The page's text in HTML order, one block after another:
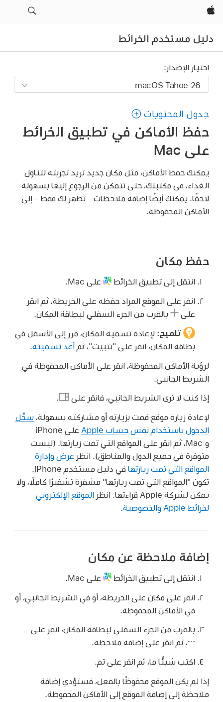
Apple‏
دليل مستخدم الخرائط
اختيار الإصدار:
جدول المحتويات
حفظ الأماكن في تطبيق الخرائط
على Mac
يمكنك حفظ الأماكن، مثل مكان جديد تريد تجربته لتناول
الغداء، في مكتبتك، حتى تتمكن من الرجوع إليها بسهولة
لاحقًا. يمكنك أيضًا إضافة ملاحظات - تظهر لك فقط - إلى
الأماكن المحفوظة.
حفظ مكان
انتقل إلى تطبيق الخرائط على Mac.
انقر على الموقع المراد حفظه على الخريطة، ثم انقر
على
بالقرب من الجزء السفلي لبطاقة المكان.
تلميح: لإعادة تسمية المكان، مرر إلى الأسفل في
بطاقة المكان، انقر على "تثبيت"، ثمأعد تسميته
لرؤية الأماكن المحفوظة، انقر على الأماكن المحفوظة في
الشريط الجانبي.
إذا كنت لا ترى الشريط الجانبي، فانقر على
لإعادة زيارة موقع قمت بزيارته أو مشاركته بسهولة، سجِّل
الدخول باستخدام نفس حساب Apple
على iPhone
و Mac، ثم انقر على المواقع التي تمت زيارتها. (ليست
متوفرة في جميع الدول والمناطق). انظر عرض وإدارة
المواقع التي تمت زيارتها
تكون "المواقع التي تمت زيارتها" مشفرة تشفيرًا كاملًا، ولا
يمكن لشركة Apple قراءتها. انظر
الموقع الإلكتروني
لخرائط Apple والخصوصية
إضافة ملاحظة عن مكان
انتقل إلى تطبيق الخرائط على Mac.
انقر على مكان على الخريطة، أو في الشريط الجانبي، أو
في الأماكن المحفوظة.
بالقرب من الجزء السفلي لبطاقة المكان، انقر على
، ثم انقر على إضافة ملاحظة.
اكتب شيئًا ما، ثم انقر على تم.
إذا لم يكن الموقع محفوظًا بالفعل، فستؤدي إضافة
ملاحظة إلى إضافة الموقع إلى الأماكن المحفوظة.